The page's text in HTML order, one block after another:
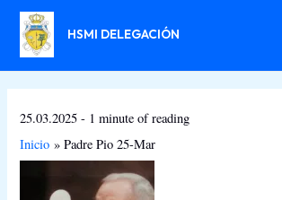
contenido
HSMI DELEGACIÓN
25.03.2025- 1 minute of reading
Inicio
Padre Pio 25-Mar